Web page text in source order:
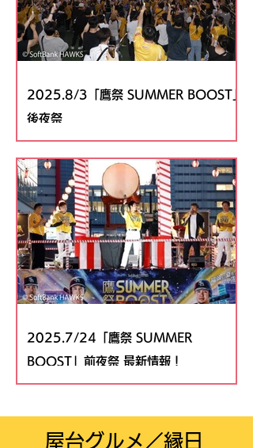
2025.8/3「鷹祭 SUMMER BOOST」
後夜祭
2025.7/24「鷹祭 SUMMER
BOOST」前夜祭 最新情報！
屋台グルメ／縁日